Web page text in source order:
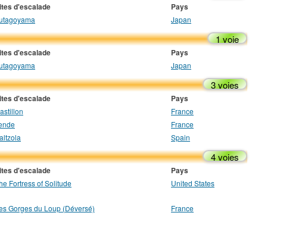
d'escalade Pays
Japan
1 voie
d'escalade Pays
Japan
3 voies
d'escalade Pays
France
France
Spain
4 voies
d'escalade Pays
Fortress of Solitude
United States
Gorges du Loup (Déversé)
France